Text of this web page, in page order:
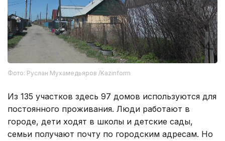
Фото: Руслан Мухамедьяров /Kazinform
Из 135 участков здесь 97 домов используются для
постоянного проживания. Люди работают в
городе, дети ходят в школы и детские сады,
семьи получают почту по городским адресам. Но